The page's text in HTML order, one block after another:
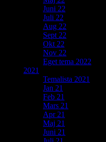
Juni 22
Juli 22
Aug 22
Sept 22
Okt 22
Nov 22
Eget tema 2022
2021
Temalista 2021
Jan 21
Feb 21
Mars 21
Apr 21
Maj 21
Juni 21